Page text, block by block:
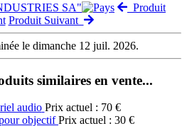
SA"
Produit
Produit Suivant
le dimanche 12 juil. 2026.
similaires en vente...
Prix actuel : 70 €
Prix actuel : 30 €